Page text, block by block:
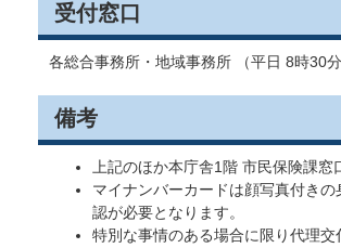
受付窓口
各総合事務所・地域事務所 （平日 8時30
備考
上記のほか本庁舎1階 市民保険課
マイナンバーカードは顔写真付き
認が必要となります。
特別な事情のある場合に限り代理